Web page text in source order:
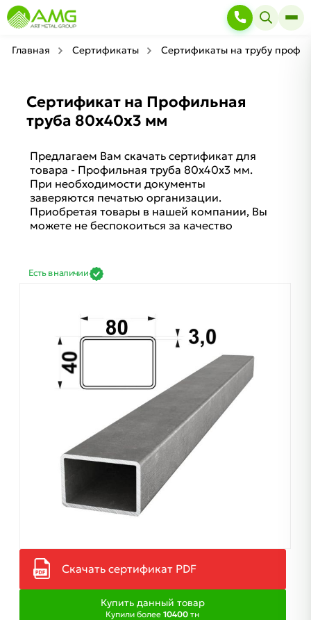
Главная Сертификаты Сертификаты на трубу
Сертификат на Профильная
труба 80х40х3 мм
Предлагаем Вам скачать сертификат для
товара - Профильная труба 80х40х3 мм.
При необходимости документы
заверяются печатью организации.
Приобретая товары в нашей компании, Вы
можете не беспокоиться за качество
Есть в наличии
Скачать сертификат PDF
Купить данный товар
Купили более10400 тн